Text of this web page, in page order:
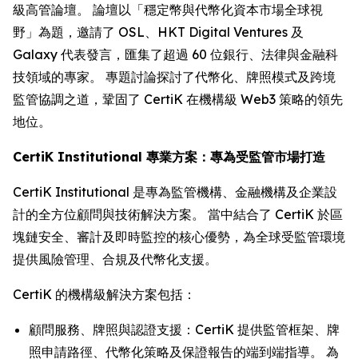
級高管論壇。 論壇以「穩定幣與代幣化資本市場全球視
野」為題，邀請了 OSL、HKT Digital Ventures 及
Galaxy 代表發言，匯集了超過 60 位銀行、法律與金融科
技領域的專家。 專題討論探討了代幣化、牌照模式及跨境
監管協調之道，鞏固了 CertiK 在機構級 Web3 策略的領先
地位。
CertiK Institutional 專業方案：專為受監管市場打造
CertiK Institutional 是專為監管機構、金融機構及企業設
計的全方位顧問與技術解決方案。 當中結合了 CertiK 於區
塊鏈安全、審計及即時監控的核心優勢，為全球受監管環境
提供風險管理、合規及代幣化支援。
CertiK 的機構級解決方案包括：
顧問服務、牌照與認證支援：CertiK 提供監管框架、牌
照申請路徑、代幣化策略及保證報告的端到端指導。 為